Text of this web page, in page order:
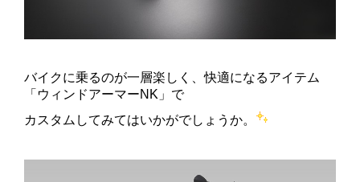
バイクに乗るのが一層楽しく、快適になるアイテム
「ウィンドアーマーNK」で
カスタムしてみてはいかがでしょうか。